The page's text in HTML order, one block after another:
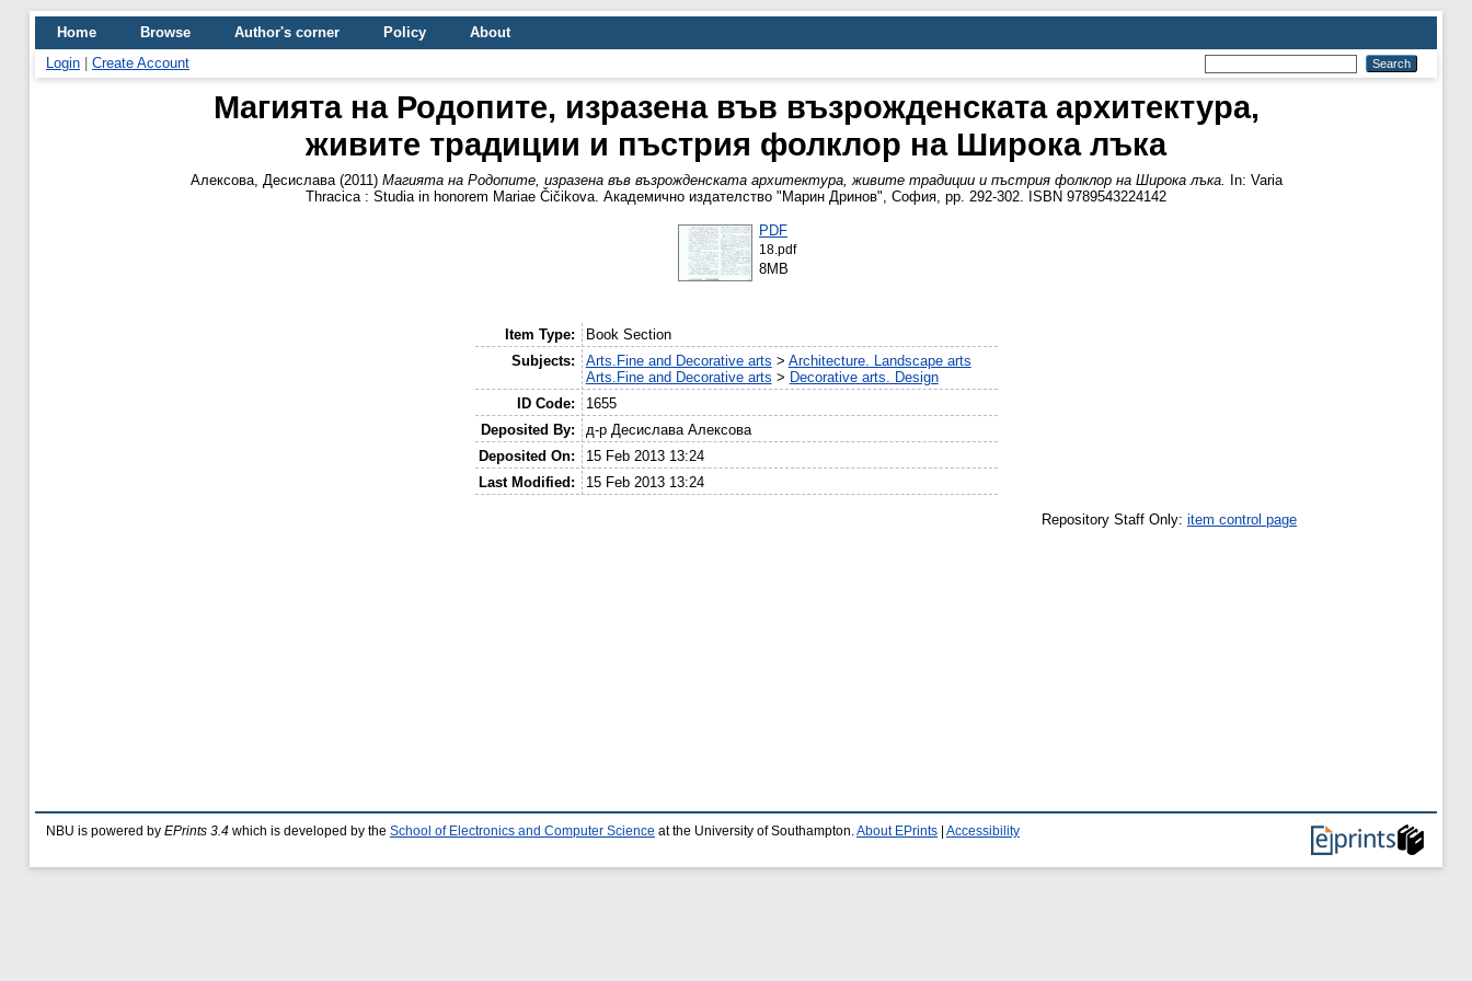
Home Browse Author's corner Policy
About
Login
Create Account
Магията на Родопите, изразена във възрожденската архитектура,
живите традиции и пъстрия фолклор на Широка лъка
Алексова, Десислава(2011) Магията на Родопите, изразена във възрожденската архитектура, живите традиции и пъстрия фолклор на Широка лъка. In: Varia
Thracica : Studia in honorem Mariae Čičikova. Академично издателство "Марин Дринов", София, pp. 292-302. ISBN 9789543224142
PDF
18.pdf
8MB
Item Type:
Book Section
Subjects:
Arts.Fine and Decorative arts > Architecture. Landscape arts
Arts.Fine and Decorative arts > Decorative arts. Design
ID Code:
1655
Deposited By:
д-р Десислава Алексова
Deposited On:
15 Feb 2013 13:24
Last Modified:
15 Feb 2013 13:24
Repository Staff Only: item control page
NBU is powered by EPrints 3.4 which is developed by the School of Electronics and Computer Science at the University of Southampton. About EPrints Accessibility